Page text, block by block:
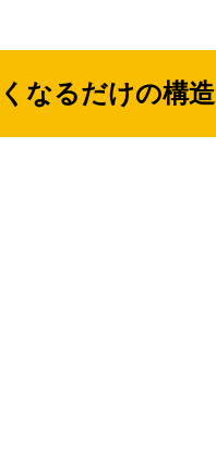
なるだけの構造